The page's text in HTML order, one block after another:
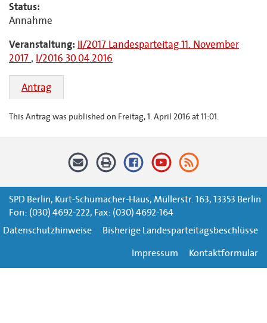
Status:
Annahme
Veranstaltung: II/2017 Landesparteitag 11. November
2017 , I/2016 30.04.2016
Antrag
This Antrag was published on Freitag, 1. April 2016 at 11:01.
SPD Berlin, Kurt-Schumacher-Haus, Müllerstr. 163, 13353 Berlin
Fon: (030) 4692-222, Fax: (030) 4692-164
Datenschutzhinweise
Bisherige Landesparteitagsbeschlüsse
Impressum
Kontaktformular